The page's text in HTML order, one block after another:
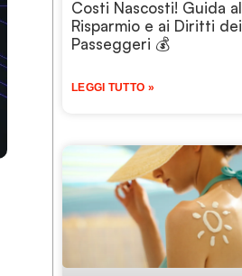
Costi Nascosti! Guida al
Risparmio e ai Diritti dei
Passeggeri 💰
LEGGI TUTTO »